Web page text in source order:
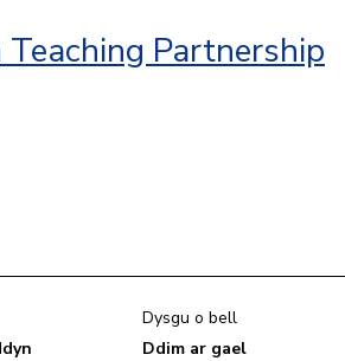
Partnership
Dysgu o bell
Ddim ar gael